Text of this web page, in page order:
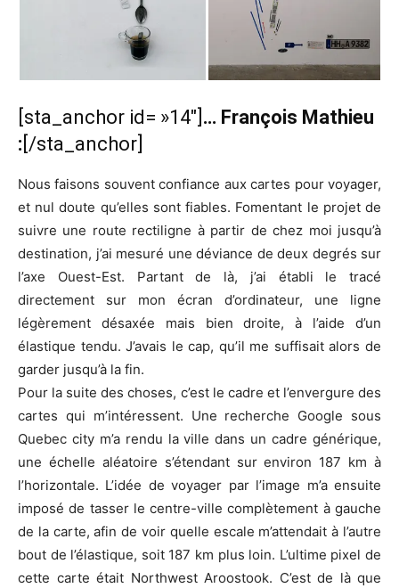
[sta_anchor id= »14″] … François Mathieu
: [/sta_anchor]
Nous faisons souvent confiance aux cartes pour voyager,
et nul doute qu’elles sont fiables. Fomentant le projet de
suivre une route rectiligne à partir de chez moi jusqu’à
destination, j’ai mesuré une déviance de deux degrés sur
l’axe Ouest-Est. Partant de là, j’ai établi le tracé
directement sur mon écran d’ordinateur, une ligne
légèrement désaxée mais bien droite, à l’aide d’un
élastique tendu. J’avais le cap, qu’il me suffisait alors de
garder jusqu’à la fin.
Pour la suite des choses, c’est le cadre et l’envergure des
cartes qui m’intéressent. Une recherche Google sous
Quebec city m’a rendu la ville dans un cadre générique,
une échelle aléatoire s’étendant sur environ 187 km à
l’horizontale. L’idée de voyager par l’image m’a ensuite
imposé de tasser le centre-ville complètement à gauche
de la carte, afin de voir quelle escale m’attendait à l’autre
bout de l’élastique, soit 187 km plus loin. L’ultime pixel de
cette carte était Northwest Aroostook. C’est de là que